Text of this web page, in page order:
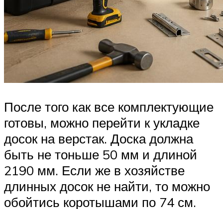
После того как все комплектующие
готовы, можно перейти к укладке
досок на верстак. Доска должна
быть не тоньше 50 мм и длиной
2190 мм. Если же в хозяйстве
длинных досок не найти, то можно
обойтись коротышами по 74 см.